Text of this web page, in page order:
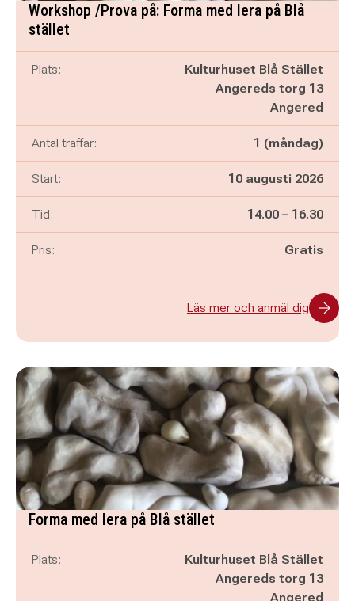
Workshop /Prova på: Forma med lera på Blå
stället
Plats:
Kulturhuset Blå Stället
Angereds torg 13
Angered
Antal träffar: 1 (måndag)
Start: 10 augusti 2026
Tid: Pågår mellan
14.00 – och
16.30
Pris: Gratis
Läs mer och anmäl dig
Forma med lera på Blå stället
Plats:
Kulturhuset Blå Stället
Angereds torg 13
Angered